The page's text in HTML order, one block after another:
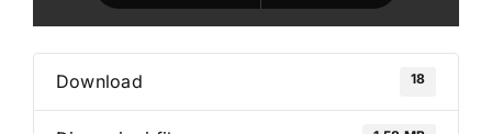
Download 18